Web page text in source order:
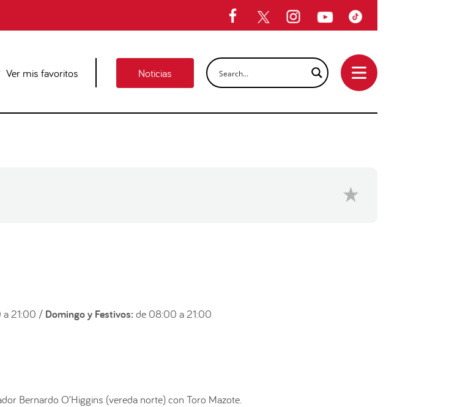
Ver mis favoritos Noticias
a 21:00 / Domingo y Festivos: de 08:00 a 21:00
Bernardo O’Higgins (vereda norte) con Toro Mazote.